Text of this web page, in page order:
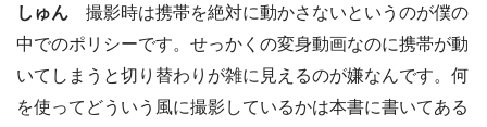
しゅん 撮影時は携帯を絶対に動かさないというのが僕の
中でのポリシーです。せっかくの変身動画なのに携帯が動
いてしまうと切り替わりが雑に見えるのが嫌なんです。何
を使ってどういう風に撮影しているかは本書に書いてある